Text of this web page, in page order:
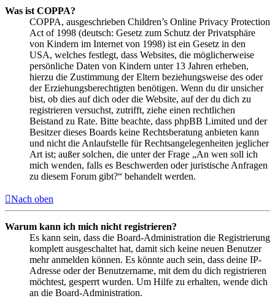
Was ist COPPA?
COPPA, ausgeschrieben Children’s Online Privacy Protection
Act of 1998 (deutsch: Gesetz zum Schutz der Privatsphäre
von Kindern im Internet von 1998) ist ein Gesetz in den
USA, welches festlegt, dass Websites, die möglicherweise
persönliche Daten von Kindern unter 13 Jahren erheben,
hierzu die Zustimmung der Eltern beziehungsweise des oder
der Erziehungsberechtigten benötigen. Wenn du dir unsicher
bist, ob dies auf dich oder die Website, auf der du dich zu
registrieren versuchst, zutrifft, ziehe einen rechtlichen
Beistand zu Rate. Bitte beachte, dass phpBB Limited und der
Besitzer dieses Boards keine Rechtsberatung anbieten kann
und nicht die Anlaufstelle für Rechtsangelegenheiten jeglicher
Art ist; außer solchen, die unter der Frage „An wen soll ich
mich wenden, falls es Beschwerden oder juristische Anfragen
zu diesem Forum gibt?“ behandelt werden.
Nach oben
Warum kann ich mich nicht registrieren?
Es kann sein, dass die Board-Administration die Registrierung
komplett ausgeschaltet hat, damit sich keine neuen Benutzer
mehr anmelden können. Es könnte auch sein, dass deine IP-
Adresse oder der Benutzername, mit dem du dich registrieren
möchtest, gesperrt wurden. Um Hilfe zu erhalten, wende dich
an die Board-Administration.